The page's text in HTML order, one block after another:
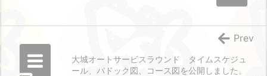
大城オートサービスラウンド タイムスケジュ
ール、パドック図、コース図を公開しました。
Prev